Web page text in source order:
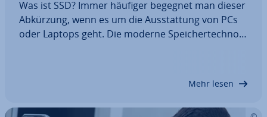
Was ist SSD? Immer häufiger begegnet man dieser
Abkürzung, wenn es um die Aus­stat­tung von PCs
oder Laptops geht. Die moderne Spei­cher­tech­no­
Mehr lesen